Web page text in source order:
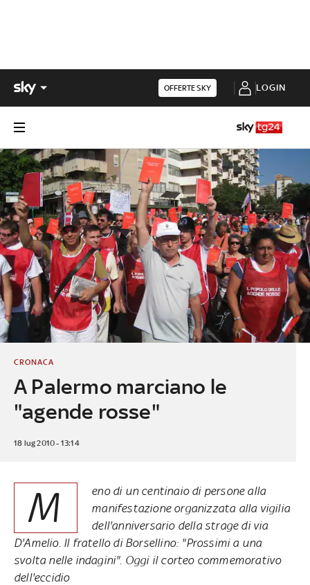
OFFERTE SKY LOGIN
A Palermo marciano le
"agende rosse"
CRONACA
18 lug 2010 - 13:14
M
eno di un centinaio di persone alla
manifestazione organizzata alla vigilia
dell'anniversario della strage di via
D'Amelio. Il fratello di Borsellino: "Prossimi a una
svolta nelle indagini". Oggi il corteo commemorativo
dell'eccidio